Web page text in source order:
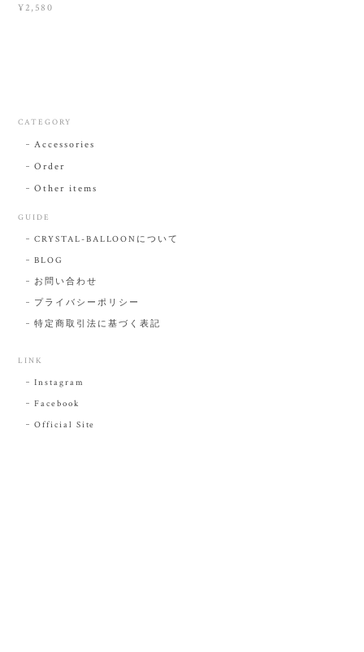
¥2,580
CATEGORY
Accessories
Order
Other items
GUIDE
CRYSTAL-BALLOONについて
BLOG
お問い合わせ
プライバシーポリシー
特定商取引法に基づく表記
LINK
Instagram
Facebook
Official Site